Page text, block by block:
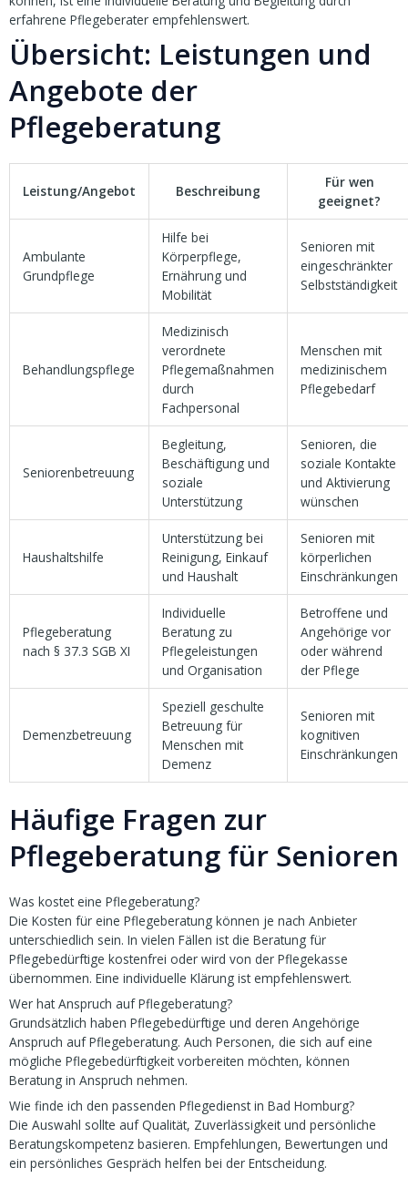
erfahrene Pflegeberater empfehlenswert.
Übersicht: Leistungen und
Angebote der
Pflegeberatung
Leistung/Angebot Beschreibung
Für wen
geeignet?
Ambulante
Grundpflege
Hilfe bei
Körperpflege,
Ernährung und
Mobilität
Senioren mit
eingeschränkter
Selbstständigkeit
Behandlungspflege
Medizinisch
verordnete
Pflegemaßnahmen
durch
Fachpersonal
Menschen mit
medizinischem
Pflegebedarf
Seniorenbetreuung
Begleitung,
Beschäftigung und
soziale
Unterstützung
Senioren, die
soziale Kontakte
und Aktivierung
wünschen
Haushaltshilfe
Unterstützung bei
Reinigung, Einkauf
und Haushalt
Senioren mit
körperlichen
Einschränkungen
Pflegeberatung
nach § 37.3 SGB XI
Individuelle
Beratung zu
Pflegeleistungen
und Organisation
Betroffene und
Angehörige vor
oder während
der Pflege
Demenzbetreuung
Speziell geschulte
Betreuung für
Menschen mit
Demenz
Senioren mit
kognitiven
Einschränkungen
Häufige Fragen zur
Pflegeberatung für Senioren
Was kostet eine Pflegeberatung?
Die Kosten für eine Pflegeberatung können je nach Anbieter
unterschiedlich sein. In vielen Fällen ist die Beratung für
Pflegebedürftige kostenfrei oder wird von der Pflegekasse
übernommen. Eine individuelle Klärung ist empfehlenswert.
Wer hat Anspruch auf Pflegeberatung?
Grundsätzlich haben Pflegebedürftige und deren Angehörige
Anspruch auf Pflegeberatung. Auch Personen, die sich auf eine
mögliche Pflegebedürftigkeit vorbereiten möchten, können
Beratung in Anspruch nehmen.
Wie finde ich den passenden Pflegedienst in Bad Homburg?
Die Auswahl sollte auf Qualität, Zuverlässigkeit und persönliche
Beratungskompetenz basieren. Empfehlungen, Bewertungen und
ein persönliches Gespräch helfen bei der Entscheidung.